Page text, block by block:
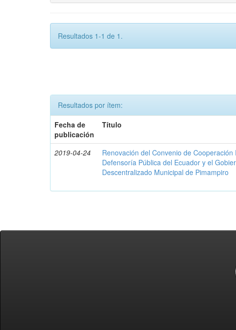
Resultados 1-1 de 1.
Resultados por ítem:
Fecha de
publicación
Título
2019-04-24
Renovación del Convenio de
Defensoría Pública del Ecuador y el
Descentralizado Municipal de Pimampiro